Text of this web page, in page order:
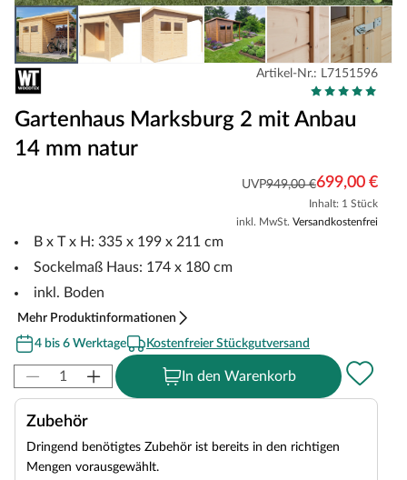
Artikel-Nr.: L7151596
Gartenhaus Marksburg 2 mit Anbau
14 mm natur
UVP949,00 €699,00 €
Inhalt: 1 Stück
inkl. MwSt. Versandkostenfrei
B x T x H: 335 x 199 x 211 cm
Sockelmaß Haus: 174 x 180 cm
inkl. Boden
Mehr Produktinformationen
4 bis 6 Werktage
Kostenfreier Stückgutversand
In den Warenkorb
Zubehör
Dringend benötigtes Zubehör ist bereits in den richtigen
Mengen vorausgewählt.